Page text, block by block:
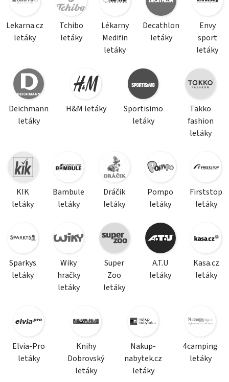
Lekarna.cz
letáky
Tchibo
letáky
Lékarny
Medifin
letáky
Decathlon
letáky
Envy
sport
letáky
Deichmann
letáky
H&M letáky
Sportisimo
letáky
Takko
fashion
letáky
KIK
letáky
Bambule
letáky
Dráčik
letáky
Pompo
letáky
Firststop
letáky
Sparkys
letáky
Wiky
hračky
letáky
Super
Zoo
letáky
A.T.U
letáky
Kasa.cz
letáky
Elvia-Pro
letáky
Knihy
Dobrovský
letáky
Nakup-
nabytek.cz
letáky
4camping
letáky